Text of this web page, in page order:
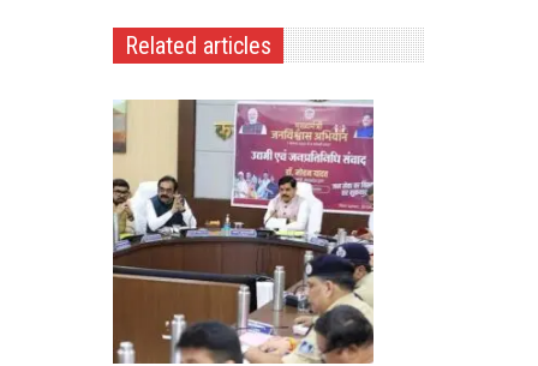
Related articles